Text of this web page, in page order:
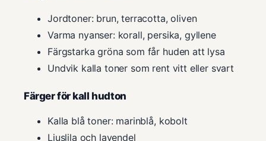
Jordtoner: brun, terracotta, oliven
Varma nyanser: korall, persika, gyllene
Färgstarka gröna som får huden att lysa
Undvik kalla toner som rent vitt eller svart
Färger för kall hudton
Kalla blå toner: marinblå, kobolt
Ljuslila och lavendel